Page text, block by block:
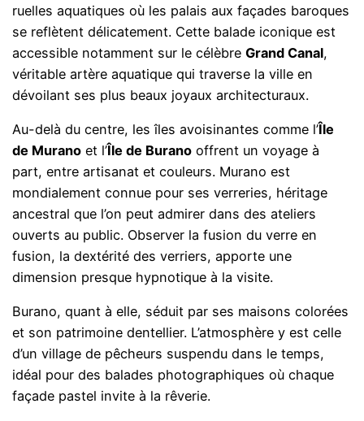
ruelles aquatiques où les palais aux façades baroques
se reflètent délicatement. Cette balade iconique est
accessible notamment sur le célèbreGrand Canal,
véritable artère aquatique qui traverse la ville en
dévoilant ses plus beaux joyaux architecturaux.
Au-delà du centre, les îles avoisinantes comme l’Île
de Murano et l’Île de Burano offrent un voyage à
part, entre artisanat et couleurs. Murano est
mondialement connue pour ses verreries, héritage
ancestral que l’on peut admirer dans des ateliers
ouverts au public. Observer la fusion du verre en
fusion, la dextérité des verriers, apporte une
dimension presque hypnotique à la visite.
Burano, quant à elle, séduit par ses maisons colorées
et son patrimoine dentellier. L’atmosphère y est celle
d’un village de pêcheurs suspendu dans le temps,
idéal pour des balades photographiques où chaque
façade pastel invite à la rêverie.